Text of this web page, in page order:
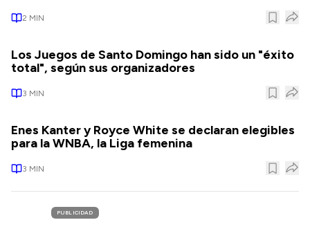
2 MIN
Los Juegos de Santo Domingo han sido un "éxito
total", según sus organizadores
3 MIN
Enes Kanter y Royce White se declaran elegibles
para la WNBA, la Liga femenina
3 MIN
PUBLICIDAD